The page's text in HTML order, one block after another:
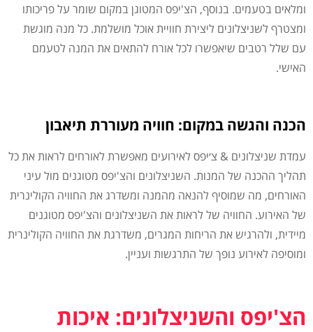
ומלאים בטעמים. בנוסף, הצ'יפס המטוגן במקום שומר על פריכותו
ומצטרף לשניצלונים ליצירת חוויית אוכל מושלמת. כל מנה מוגשת
עם שלל רטבים שיאפשרו לכל אורח להתאים את המנה לטעמם
האישי.
הכנה והגשה במקום: חוויה מעוררת תיאבון
עמדת שניצלונים & צ׳יפס לאירועים מאפשרת לאורחים לראות את כל
תהליך ההכנה של המנות. השניצלונים והצ'יפס מטוגנים מול עיני
האורחים, מה שמוסיף להנאה מהמנה ומשדרג את החוויה הקולינרית
של האירוע. החוויה של לראות את השניצלונים והצ'יפס מטוגנים
מיידית, ולהרגיש את הריחות המגרים, משדרגת את החוויה הקולינרית
ומוסיפה לאירוע נופך של התרגשות ועניין.
הצ'יפס והשניצלונים: איכות